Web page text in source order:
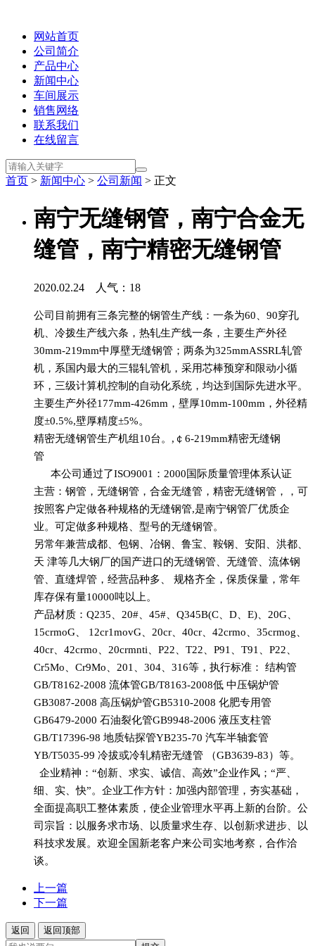
网站首页
公司简介
产品中心
新闻中心
车间展示
销售网络
联系我们
在线留言
首页 > 新闻中心 > 公司新闻 > 正文
南宁无缝钢管，南宁合金无
缝管，南宁精密无缝钢管
2020.02.24 人气： 18
公司目前拥有三条完整的钢管生产线：一条为60、90穿孔
机、冷拨生产线六条，热轧生产线一条，主要生产外径
30mm-219mm中厚壁无缝钢管；两条为325mmASSRL轧管
机，系国内最大的三辊轧管机，采用芯棒预穿和限动小循
环，三级计算机控制的自动化系统，均达到国际先进水平。
主要生产外径177mm-426mm，壁厚10mm-100mm，外径精
度±0.5%,壁厚精度±5%。
精密无缝钢管生产机组10台。,￠6-219mm精密无缝钢
管
本公司通过了ISO9001：2000国际质量管理体系认证
主营：钢管，无缝钢管，合金无缝管，精密无缝钢管，，可
按照客户定做各种规格的无缝钢管,是南宁钢管厂优质企
业。可定做多种规格、型号的无缝钢管。
另常年兼营成都、包钢、冶钢、鲁宝、鞍钢、安阳、洪都、
天 津等几大钢厂的国产进口的无缝钢管、无缝管、流体钢
管、直缝焊管，经营品种多、 规格齐全，保质保量，常年
库存保有量10000吨以上。
产品材质：Q235、20#、45#、Q345B(C、D、E)、20G、
15crmoG、 12cr1movG、20cr、40cr、42crmo、35crmog、
40cr、42crmo、20crmnti、P22、T22、P91、T91、P22、
Cr5Mo、Cr9Mo、201、304、316等，执行标准： 结构管
GB/T8162-2008 流体管GB/T8163-2008低 中压锅炉管
GB3087-2008 高压锅炉管GB5310-2008 化肥专用管
GB6479-2000 石油裂化管GB9948-2006 液压支柱管
GB/T17396-98 地质钻探管YB235-70 汽车半轴套管
YB/T5035-99 冷拔或冷轧精密无缝管 （GB3639-83）等。
企业精神：“创新、求实、诚信、高效”企业作风；“严、
细、实、快”。企业工作方针：加强内部管理，夯实基础，
全面提高职工整体素质，使企业管理水平再上新的台阶。公
司宗旨：以服务求市场、以质量求生存、以创新求进步、以
科技求发展。欢迎全国新老客户来公司实地考察，合作洽
谈。
上一篇
下一篇
返回
返回顶部